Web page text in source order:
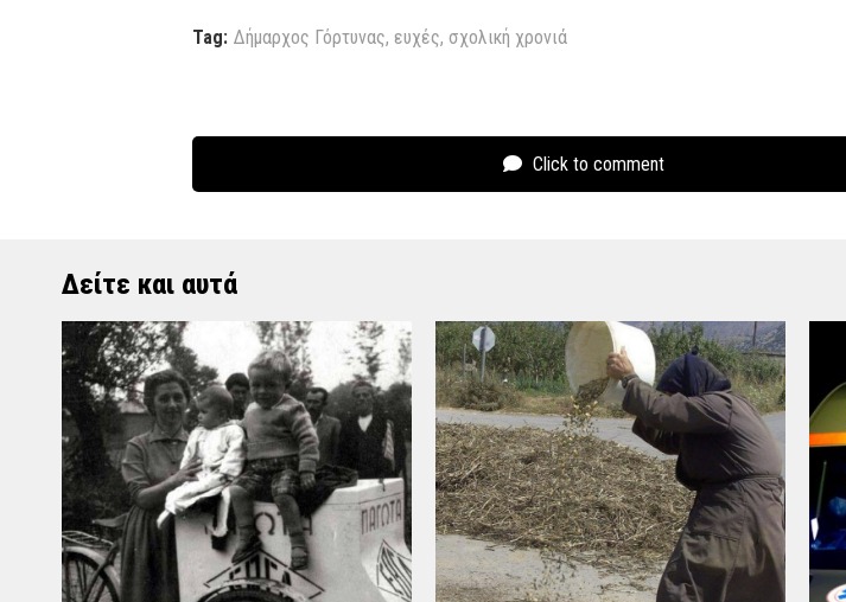
Tag: Δήμαρχος Γόρτυνας, ευχές, σχολική χρονιά
Click to comment
Δείτε και αυτά